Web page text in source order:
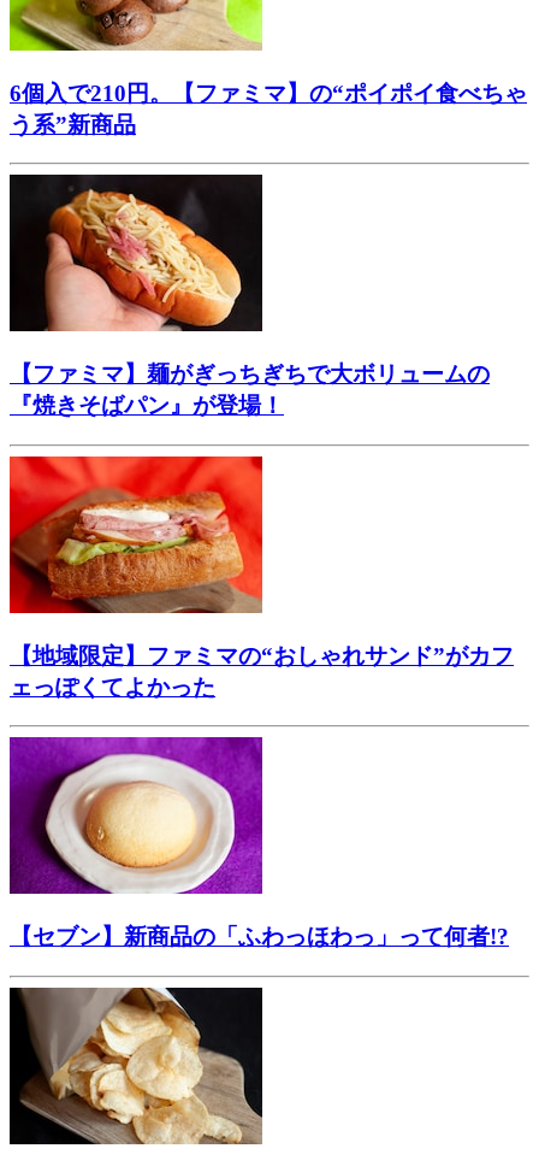
6個入で210円。【ファミマ】の“ポイポイ食べちゃ
う系”新商品
【ファミマ】麺がぎっちぎちで大ボリュームの
『焼きそばパン』が登場！
【地域限定】ファミマの“おしゃれサンド”がカフ
ェっぽくてよかった
【セブン】新商品の「ふわっほわっ」って何者!?